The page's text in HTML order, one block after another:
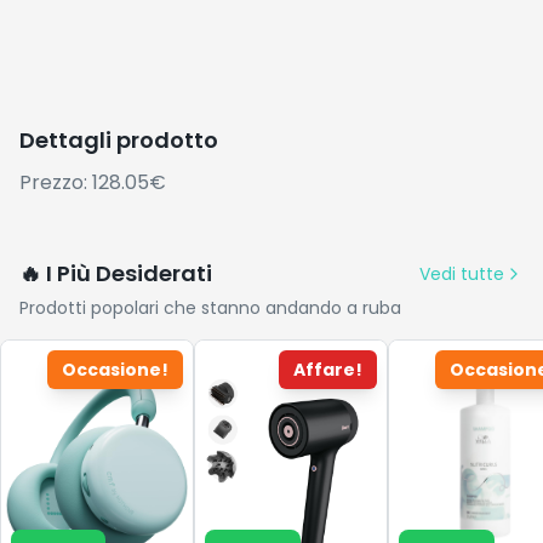
Dettagli prodotto
Prezzo: 128.05€
🔥 I Più Desiderati
Vedi tutte
Prodotti popolari che stanno andando a ruba
Occasione! Affare!